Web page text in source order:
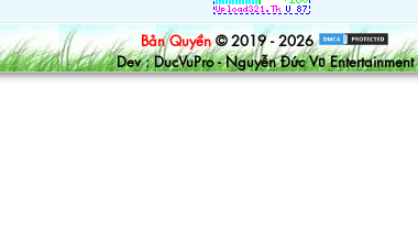
Bản Quyền © 2019 - 2026
Dev : DucVuPro - Nguyễn Đức Vũ Entertainment